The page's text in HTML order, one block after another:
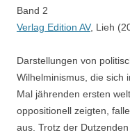
Band 2
Verlag Edition AV, Lieh
Darstellungen von
Wilhelminismus, die sich
Mal jährenden ersten
oppositionell zeigten,
aus. Trotz der